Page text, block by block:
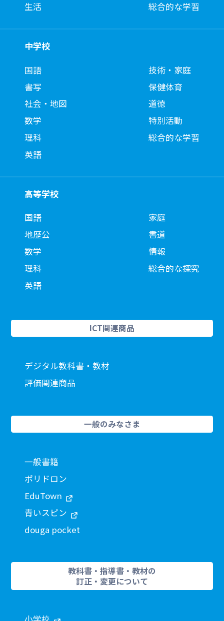
生活
総合的な学習
中学校
国語
書写
社会・地図
数学
理科
英語
技術・家庭
保健体育
道徳
特別活動
総合的な学習
高等学校
国語
地歴公
数学
理科
英語
家庭
書道
情報
総合的な探究
ICT関連商品
デジタル教科書・教材
評価関連商品
一般のみなさま
一般書籍
ポリドロン
EduTown
青いスピン
douga pocket
教科書・指導書・教材の
訂正・変更について